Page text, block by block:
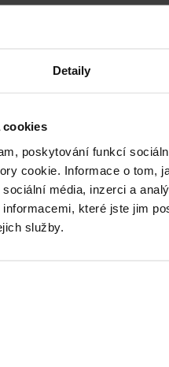
Detaily
cookies
poskytování funkcí
cookie. Informace o tom,
média, inzerci a
které jste jim
služby.